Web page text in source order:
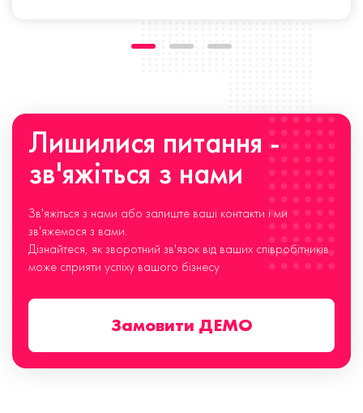
Лишилися питання -
зв'яжіться з нами
Зв'яжіться з нами або залиште ваші контакти і ми
зв'яжемося з вами.
Дізнайтеся, як зворотний зв'язок від ваших співробітників
може сприяти успіху вашого бізнесу
Замовити ДЕМО